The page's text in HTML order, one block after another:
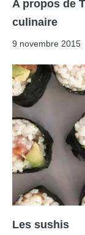
A propos de
culinaire
9 novembre 2015
Les sushis